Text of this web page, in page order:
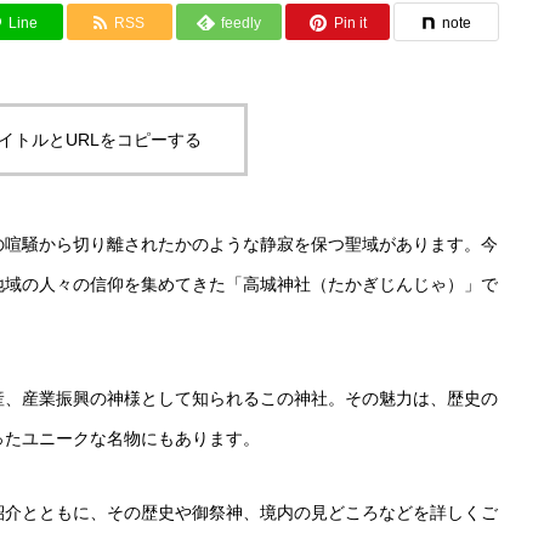
Line RSS feedly Pin it note
トルとURLをコピーする
騒から切り離されたかのような静寂を保つ聖域があります。今
の人々の信仰を集めてきた「高城神社（たかぎじんじゃ）」で
産業振興の神様として知られるこの神社。その魅力は、歴史の
ユニークな名物にもあります。
とともに、その歴史や御祭神、境内の見どころなどを詳しくご